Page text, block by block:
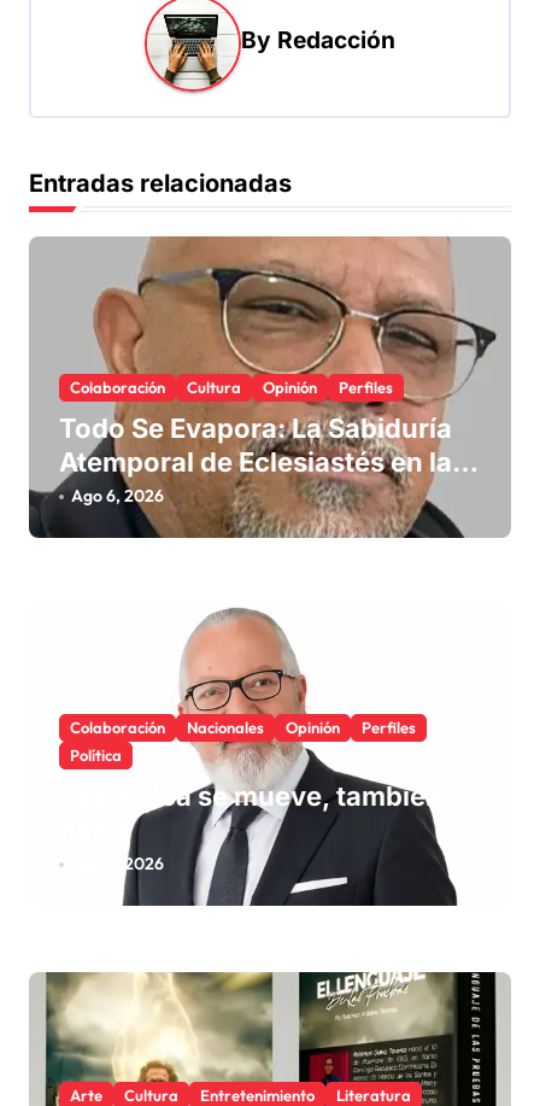
e
e
a
d
a
s
By Redacción
Entradas relacionadas
Colaboración Cultura Opinión Perfiles
Todo Se Evapora: La Sabiduría
Atemporal de Eclesiastés en la
Era Digital
Ago 6, 2026
Colaboración Nacionales Opinión
Perfiles
Política
La política se mueve, también
habla
Ago 6, 2026
Arte Cultura Entretenimiento
Literatura